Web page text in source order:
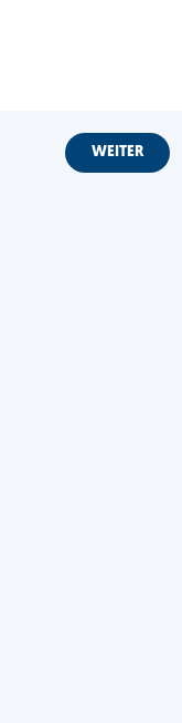
WEITER